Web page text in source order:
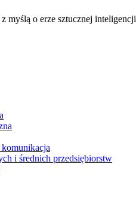
myślą o erze sztucznej inteligencji
i średnich przedsiębiorstw